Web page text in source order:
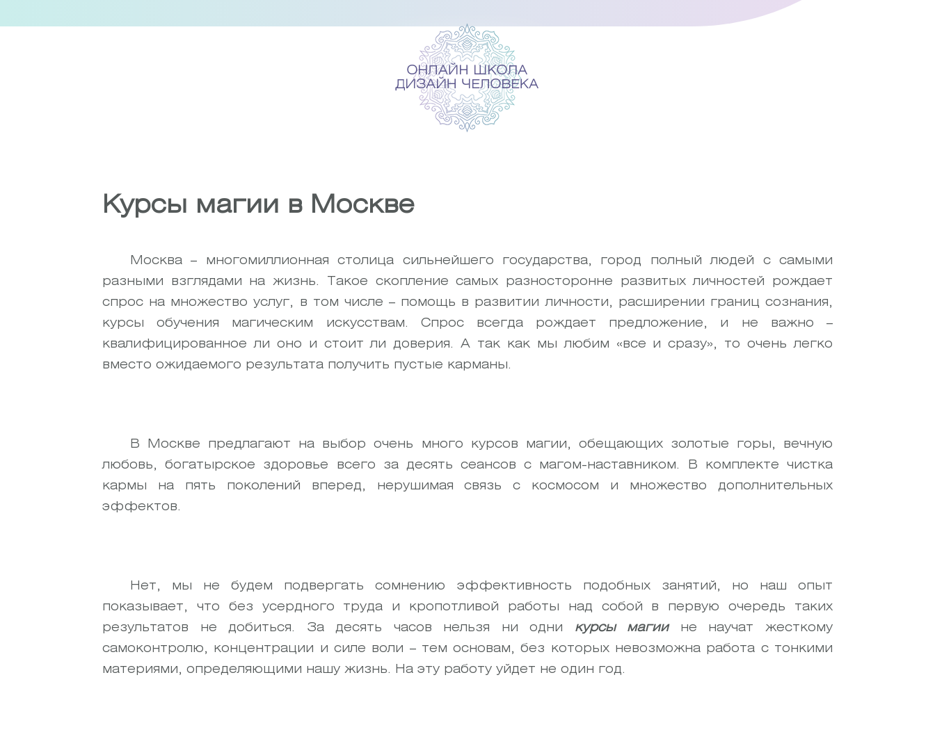
to
Курсы магии в Москве
Москва – многомиллионная столица сильнейшего государства, город полный людей с самыми
разными взглядами на жизнь. Такое скопление самых разносторонне развитых личностей рождает
спрос на множество услуг, в том числе – помощь в развитии личности, расширении границ сознания,
курсы обучения магическим искусствам. Спрос всегда рождает предложение, и не важно –
квалифицированное ли оно и стоит ли доверия. А так как мы любим «все и сразу», то очень легко
вместо ожидаемого результата получить пустые карманы.
В Москве предлагают на выбор очень много курсов магии, обещающих золотые горы, вечную
любовь, богатырское здоровье всего за десять сеансов с магом-наставником. В комплекте чистка
кармы на пять поколений вперед, нерушимая связь с космосом и множество дополнительных
эффектов.
Нет, мы не будем подвергать сомнению эффективность подобных занятий, но наш опыт
показывает, что без усердного труда и кропотливой работы над собой в первую очередь таких
результатов не добиться. За десять часов нельзя ни одни курсы магиине научат жесткому
самоконтролю, концентрации и силе воли – тем основам, без которых невозможна работа с тонкими
материями, определяющими нашу жизнь. На эту работу уйдет не один год.